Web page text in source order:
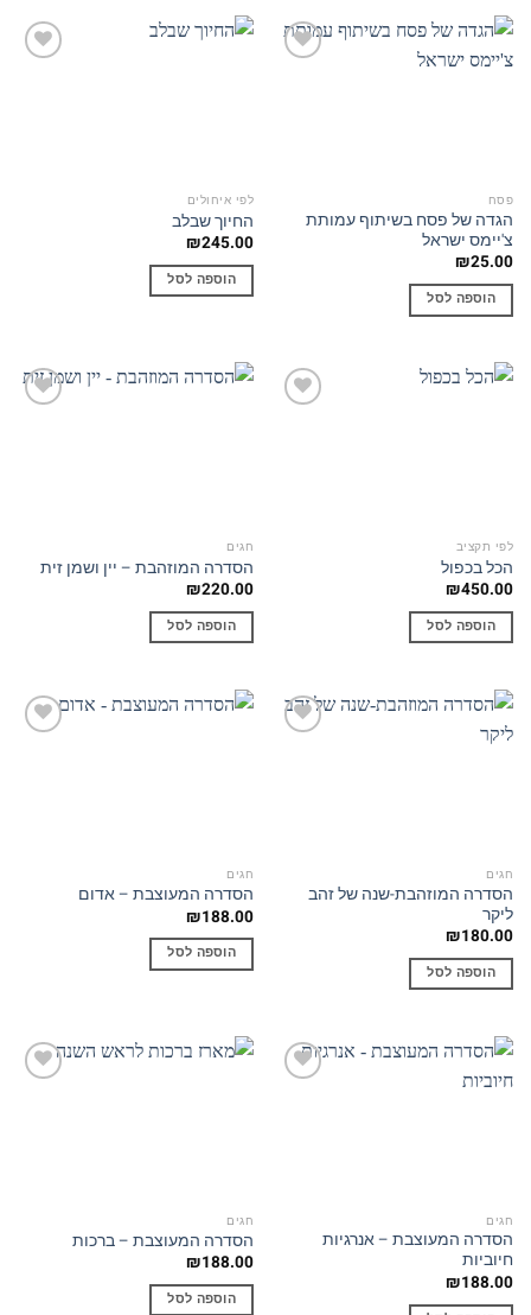
פסח
הגדה של פסח בשיתוף עמותת
צ'יימס ישראל
₪25.00
הוספה לסל
לפי איחולים
החיוך שבלב
₪245.00
הוספה לסל
לפי תקציב
הכל בכפול
₪450.00
הוספה לסל
חגים
הסדרה המוזהבת – יין ושמן זית
₪220.00
הוספה לסל
חגים
הסדרה המוזהבת-שנה של זהב
ליקר
₪180.00
הוספה לסל
חגים
הסדרה המעוצבת – אדום
₪188.00
הוספה לסל
חגים
הסדרה המעוצבת – אנרגיות
חיוביות
₪188.00
חגים
הסדרה המעוצבת – ברכות
₪188.00
הוספה לסל